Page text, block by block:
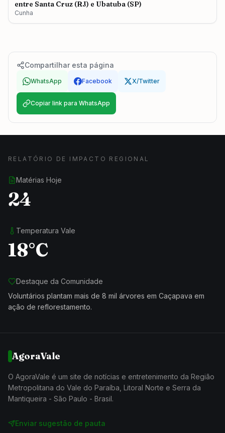
entre Santa Cruz (RJ) e Ubatuba (SP)
Cunha
Compartilhar esta página
WhatsApp Facebook X/Twitter
Copiar link para WhatsApp
RELATÓRIO DE IMPACTO REGIONAL
Matérias Hoje
24
Temperatura Vale
18°C
Destaque da Comunidade
Voluntários plantam mais de 8 mil árvores em Caçapava em
ação de reflorestamento.
AgoraVale
O AgoraVale é um site de notícias e entretenimento da Região
Metropolitana do Vale do Paraíba, Litoral Norte e Serra da
Mantiqueira - São Paulo - Brasil.
Enviar sugestão de pauta